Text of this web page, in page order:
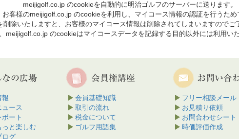
meijigolf.co.jp のcookieを自動的に明治ゴルフのサーバーに送ります。
お客様のmeijigolf.co.jp のcookieを利用し、マイコース情報の認証を行うため
削除いたしますと、お客様のマイコース情報は削除されてしまいますのでご
meijigolf.co.jp のcookieはマイコースデータを記録する目的以外には利用い
報
ース
ート
っと楽しむ
ログ
会員基礎知識
取引の流れ
税金について
ゴルフ用語集
フリー相談メール
お見積り依頼
お問合わせシート
時価評価作成